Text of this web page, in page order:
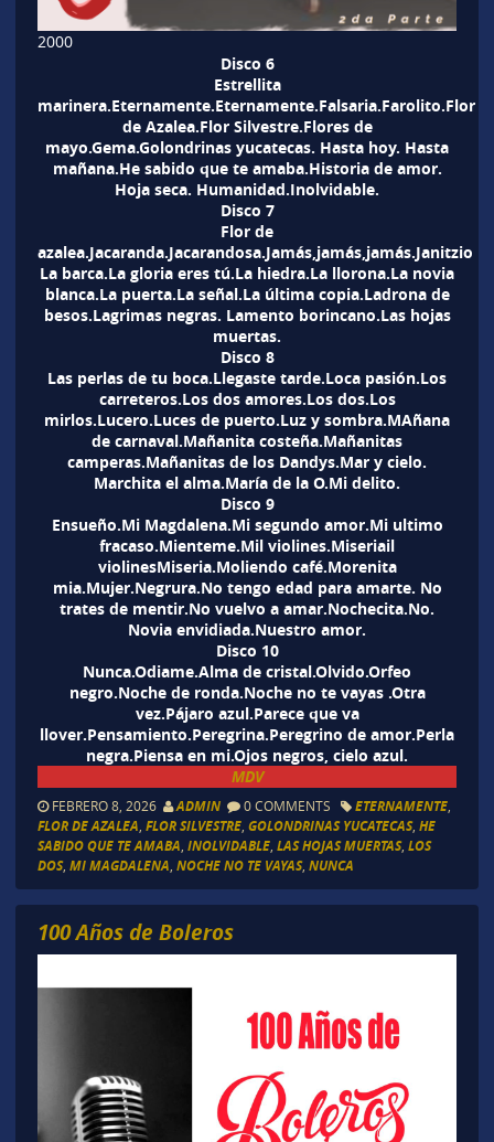
2000
Disco 6
Estrellita
marinera.Eternamente.Eternamente.Falsaria.Farolito.Flor
de Azalea.Flor Silvestre.Flores de
mayo.Gema.Golondrinas yucatecas. Hasta hoy. Hasta
mañana.He sabido que te amaba.Historia de amor.
Hoja seca. Humanidad.Inolvidable.
Disco 7
Flor de
azalea.Jacaranda.Jacarandosa.Jamás,jamás,jamás.Janitzio
La barca.La gloria eres tú.La hiedra.La llorona.La novia
blanca.La puerta.La señal.La última copia.Ladrona de
besos.Lagrimas negras. Lamento borincano.Las hojas
muertas.
Disco 8
Las perlas de tu boca.Llegaste tarde.Loca pasión.Los
carreteros.Los dos amores.Los dos.Los
mirlos.Lucero.Luces de puerto.Luz y sombra.MAñana
de carnaval.Mañanita costeña.Mañanitas
camperas.Mañanitas de los Dandys.Mar y cielo.
Marchita el alma.María de la O.Mi delito.
Disco 9
Ensueño.Mi Magdalena.Mi segundo amor.Mi ultimo
fracaso.Mienteme.Mil violines.Miseriail
violinesMiseria.Moliendo café.Morenita
mia.Mujer.Negrura.No tengo edad para amarte. No
trates de mentir.No vuelvo a amar.Nochecita.No.
Novia envidiada.Nuestro amor.
Disco 10
Nunca.Odiame.Alma de cristal.Olvido.Orfeo
negro.Noche de ronda.Noche no te vayas .Otra
vez.Pájaro azul.Parece que va
llover.Pensamiento.Peregrina.Peregrino de amor.Perla
negra.Piensa en mi.Ojos negros, cielo azul.
MDV
FEBRERO 8, 2026 ADMIN 0 COMMENTS ETERNAMENTE,
FLOR DE AZALEA FLOR SILVESTRE, GOLONDRINAS YUCATECAS, HE
SABIDO QUE TE AMABA INOLVIDABLE, LAS HOJAS MUERTAS, LOS
DOS, MI MAGDALENA NOCHE NO TE VAYAS, NUNCA
100 Años de Boleros